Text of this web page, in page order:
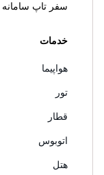
سفر تاپ
خدمات
هواپیما
تور
قطار
اتوبوس
هتل